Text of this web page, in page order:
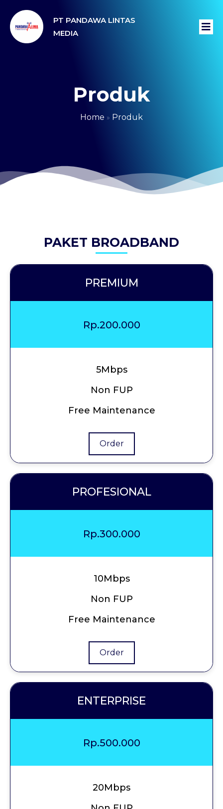
PT PANDAWA LINTAS
MEDIA
Produk
Home » Produk
PAKET BROADBAND
PREMIUM
Rp.200.000
5Mbps
Non FUP
Free Maintenance
Order
PROFESIONAL
Rp.300.000
10Mbps
Non FUP
Free Maintenance
Order
ENTERPRISE
Rp.500.000
20Mbps